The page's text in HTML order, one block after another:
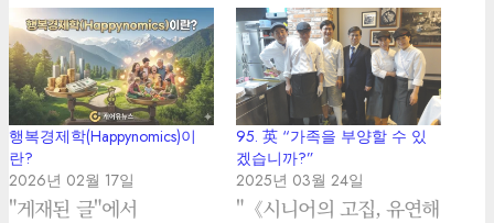
행복경제학(Happynomics)이
란?
2026년 02월 17일
"게재된 글"에서
95. 英 “가족을 부양할 수 있
겠습니까?”
2025년 03월 24일
"《시니어의 고집, 유연해